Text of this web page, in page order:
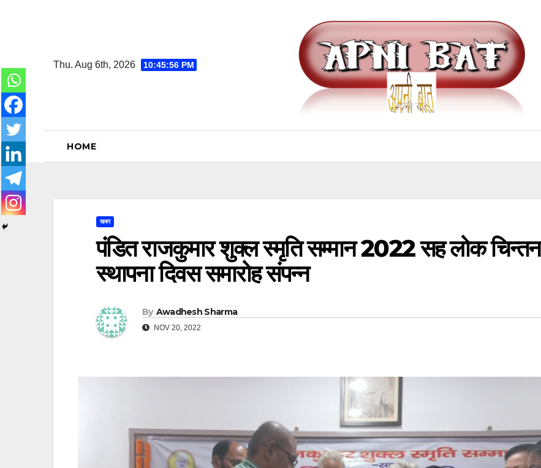
Thu. Aug 6th, 2026
10:45:57 PM
HOME
खबर
पंडित राजकुमार शुक्ल स्मृति सम्मान 2022 सह लोक चिन्तन
स्थापना दिवस समारोह संपन्न
By Awadhesh Sharma
NOV 20, 2022